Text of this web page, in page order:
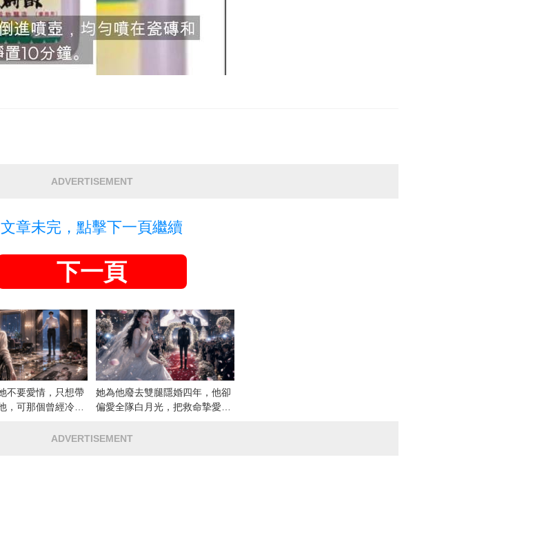
ADVERTISEMENT
文章未完，點擊下一頁繼續
下一頁
不要愛情，只想帶
，可那個曾經冷漠
她為他廢去雙腿隱婚四年，他卻
偏愛全隊白月光，把救命摯愛當
ADVERTISEMENT